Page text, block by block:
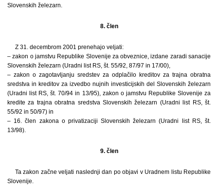
Slovenskih železarn.
8. člen
Z 31. decembrom 2001 prenehajo veljati:
– zakon o jamstvu Republike Slovenije za obveznice, izdane zaradi sanacije
Slovenskih železarn (Uradni list RS, št. 55/92, 87/97 in 17/00),
– zakon o zagotavljanju sredstev za odplačilo kreditov za trajna obratna
sredstva in kreditov za izvedbo nujnih investicijskih del Slovenskih železarn
(Uradni list RS, št. 70/94 in 13/95), zakon o jamstvu Republike Slovenije za
kredite za trajna obratna sredstva Slovenskih železarn (Uradni list RS, št.
55/92 in 50/97) in
– 16. člen zakona o privatizaciji Slovenskih železarn (Uradni list RS, št.
13/98).
9. člen
Ta zakon začne veljati naslednji dan po objavi v Uradnem listu Republike
Slovenije.